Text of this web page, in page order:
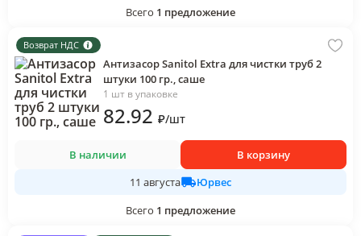
Всего 1 предложение
Возврат НДС
Антизасор Sanitol Extra для чистки труб 2
штуки 100 гр., саше
1 шт в упаковке
82.92 ₽/шт
В наличии
В корзину
11 августа
Юрвес
Всего 1 предложение